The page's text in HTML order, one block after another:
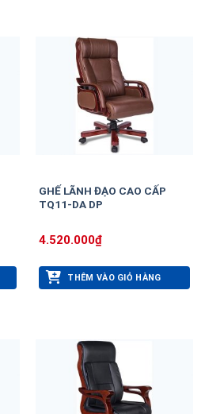
GHẾ LÃNH ĐẠO CAO CẤP
TQ11-DA DP
4.520.000₫
THÊM VÀO GIỎ HÀNG